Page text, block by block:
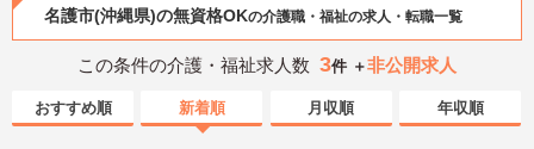
名護市(沖縄県)の無資格OKの介護職・福祉の求人・転職一覧
この条件の介護・福祉求人数 3件 ＋非公開求人
おすすめ順 新着順 月収順 年収順